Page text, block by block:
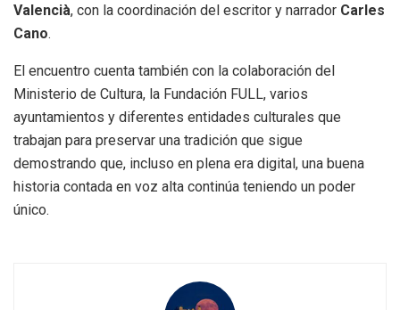
Valencià, con la coordinación del escritor y narrador Carles
Cano.
El encuentro cuenta también con la colaboración del
Ministerio de Cultura, la Fundación FULL, varios
ayuntamientos y diferentes entidades culturales que
trabajan para preservar una tradición que sigue
demostrando que, incluso en plena era digital, una buena
historia contada en voz alta continúa teniendo un poder
único.